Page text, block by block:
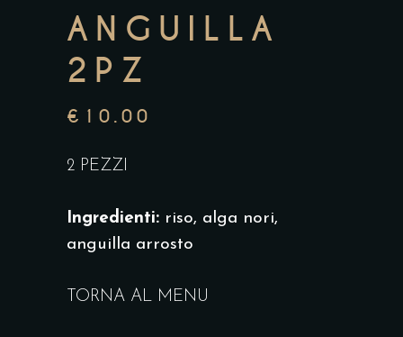
ANGUILLA
2PZ
€ 10.00
2 PEZZI
Ingredienti: riso, alga nori,
anguilla arrosto
TORNA AL MENU